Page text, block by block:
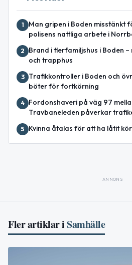
1
Man gripen i Boden misstänkt
polisens nattliga arbete i
2
Brand i flerfamiljshus i Boden
och trapphus
3
Trafikkontroller i Boden och
böter för fortkörning
4
Fordonshaveri på väg 97
Travbaneleden påverkar
5 Kvinna åtalas för att ha låtit
ANNONS
Fler artiklar iSamhälle